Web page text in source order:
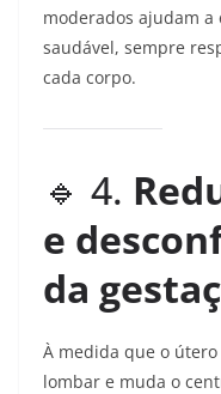
moderados ajudam
saudável, sempre
cada corpo.
🔹 4.
e
da
À medida que o
lombar e muda o